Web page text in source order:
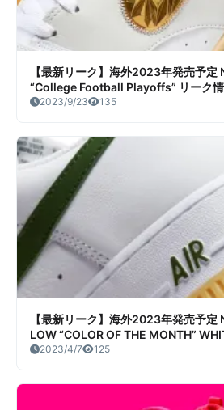
【最新リーク】海外2023年発売予定
“College Football Playoffs” リーク
2023/9/23 135
【最新リーク】海外2023年発売予定
LOW “COLOR OF THE MONTH”
GUM YELLOW リーク情報まとめ
2023/4/7 125